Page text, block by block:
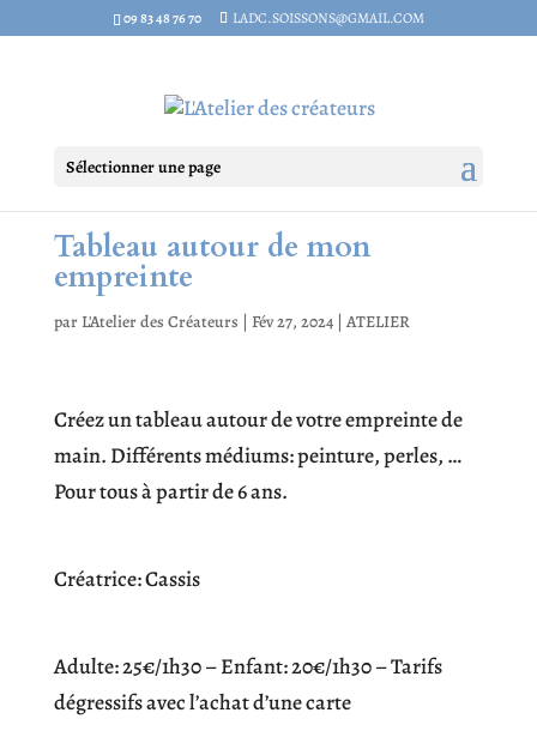
09 83 48 76 70 LADC.SOISSONS@GMAIL.COM
Sélectionner une page
Tableau autour de mon
empreinte
par L'Atelier des Créateurs | Fév 27, 2024| ATELIER
Créez un tableau autour de votre empreinte de
main. Différents médiums: peinture, perles, …
Pour tous à partir de 6 ans.
Créatrice: Cassis
Adulte: 25€/1h30 – Enfant: 20€/1h30 – Tarifs
dégressifs avec l’achat d’une carte